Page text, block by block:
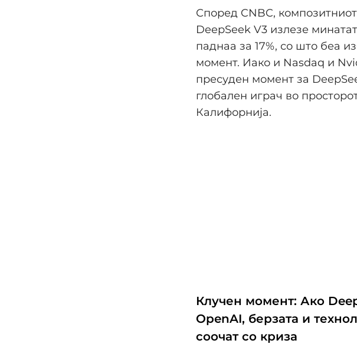
Според CNBC,
DeepSeek V3 излезе
паднаа за 17%, со што беа
момент. Иако и Nasdaq и
пресуден момент за
глобален играч во
Калифорнија.
Клучен момент: Ако
OpenAI, берзата и
соочат со криза